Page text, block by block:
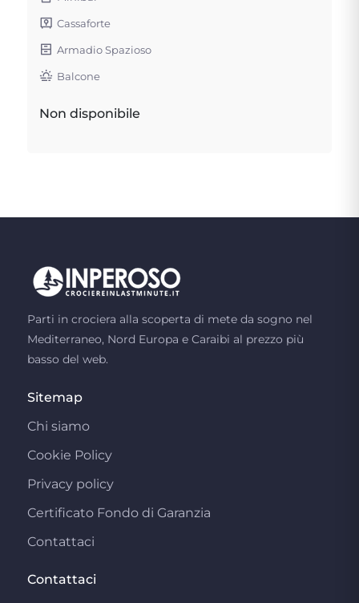
Cassaforte
Armadio Spazioso
Balcone
Non disponibile
Parti in crociera alla scoperta di mete da sogno nel
Mediterraneo, Nord Europa e Caraibi al prezzo più
basso del web.
Sitemap
Chi siamo
Cookie Policy
Privacy policy
Certificato Fondo di Garanzia
Contattaci
Contattaci